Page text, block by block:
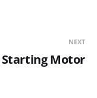
NEXT
Starting Motor